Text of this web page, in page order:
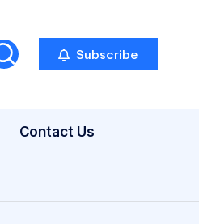
Subscribe
Contact Us